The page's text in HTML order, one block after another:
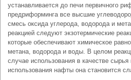
устанавливается до печи первичного
предриформинга все высшие
смесь оксида углерода, водорода и
реакцией следуют экзотермические
которые обеспечивают химическое
метана, водорода и воды. В целом
случае использования в качестве
использования нафты она становится